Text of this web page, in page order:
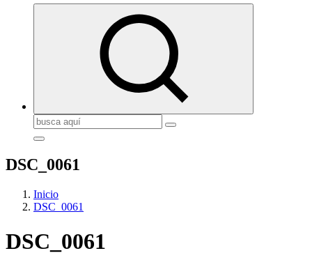
Buscar:
DSC_0061
Inicio
DSC_0061
DSC_0061